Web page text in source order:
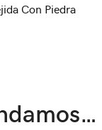
Con Piedra